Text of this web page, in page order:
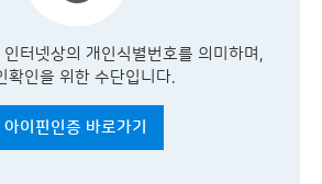
터넷상의 개인식별번호를 의미하며,
확인을 위한 수단입니다.
아이핀인증 바로가기